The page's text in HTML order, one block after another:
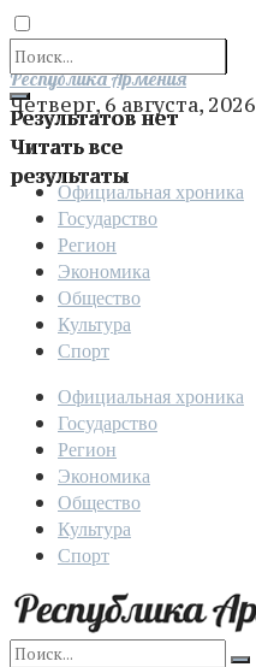
Результатов нет
Читать все
результаты
Отправить
Республика Армения
Четверг, 6 августа, 2026
Официальная хроника
Государство
Регион
Экономика
Общество
Культура
Спорт
Официальная хроника
Государство
Регион
Экономика
Общество
Культура
Спорт